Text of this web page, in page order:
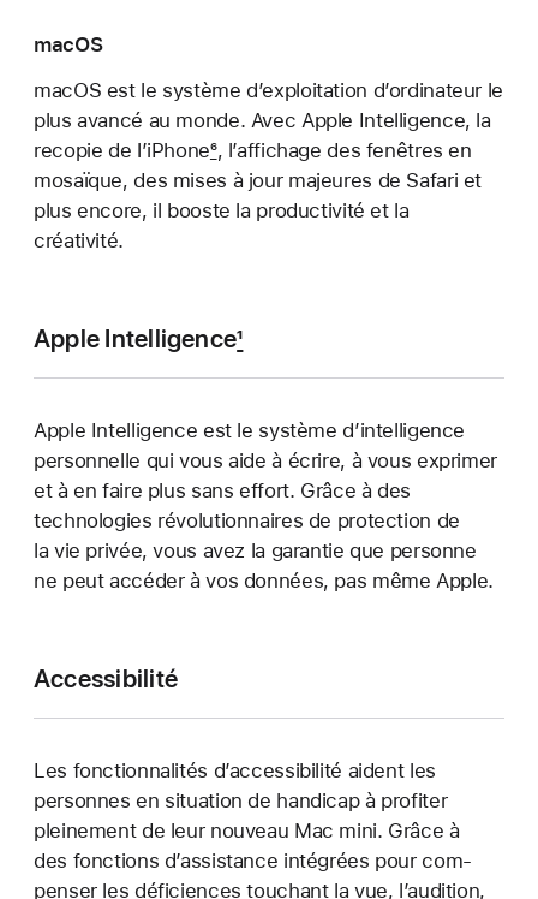
macOS
macOS est le système d’exploitation d’ordina­teur le
plus avancé au monde. Avec Apple Intelligence, la
recopie de l’iPhone6, l’affichage des fenê­tres en
mosaïque, des mises à jour majeures de Safari et
plus encore, il booste la producti­vité et la
créativité.
Apple Intelligence1
Apple Intelligence est le système d’intelligence
personnelle qui vous aide à écrire, à vous exprimer
et à en faire plus sans effort. Grâce à des
technolo­gies révolution­naires de protection de
la vie privée, vous avez la garantie que personne
ne peut accéder à vos données, pas même Apple.
Accessi­bilité
Les fonction­nalités d’accessibilité aident les
personnes en situation de handicap à profiter
pleinement de leur nouveau Mac mini. Grâce à
des fonctions d’assis­tance intégrées pour com­
penser les défi­ciences touchant la vue, l’audition,